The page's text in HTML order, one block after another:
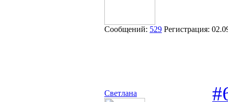
Сообщений: 529 Регистрация:
Светлана